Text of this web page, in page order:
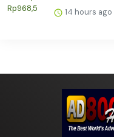
14 hours ago